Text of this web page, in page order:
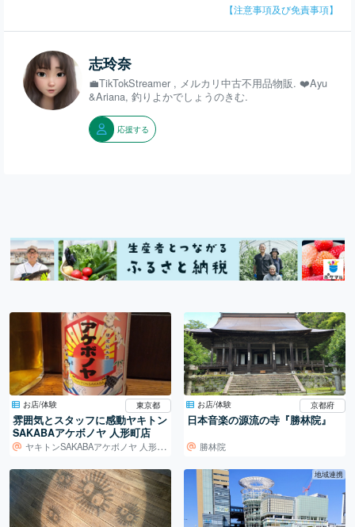
【注意事項及び免責事項】
志玲奈
💼TikTokStreamer , メルカリ中古不用品物販. ❤️Ayu
&Ariana, 釣りよかでしょうのきむ.
応援する
お店/体験 東京都
雰囲気とスタッフに感動ヤキトン
SAKABAアケボノヤ 人形町店
ヤキトンSAKABAアケボノヤ 人形町店
お店/体験 京都府
日本音楽の源流の寺『勝林院』
勝林院
地域連携